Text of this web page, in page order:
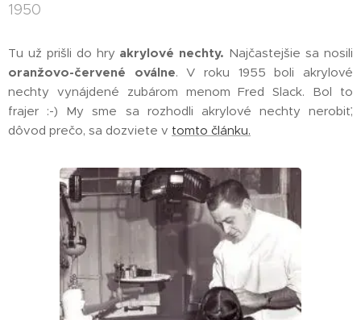
1950
Tu už prišli do hry akrylové nechty. Najčastejšie sa nosili
oranžovo-červené oválne. V roku 1955 boli akrylové
nechty vynájdené zubárom menom Fred Slack. Bol to
frajer :-) My sme sa rozhodli akrylové nechty nerobiť,
dôvod prečo, sa dozviete v tomto článku.